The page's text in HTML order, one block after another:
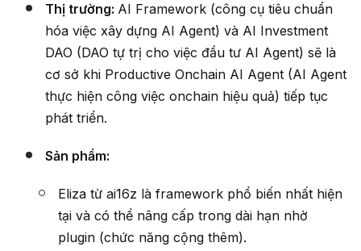
Thị trường: AI Framework (công cụ tiêu chuẩn
hóa việc xây dựng AI Agent) và AI Investment
DAO (DAO tự trị cho việc đầu tư AI Agent) sẽ là
cơ sở khi Productive Onchain AI Agent (AI Agent
thực hiện công việc onchain hiệu quả) tiếp tục
phát triển.
Sản phẩm:
Eliza từ ai16z là framework phổ biến nhất hiện
tại và có thể nâng cấp trong dài hạn nhờ
plugin (chức năng cộng thêm).